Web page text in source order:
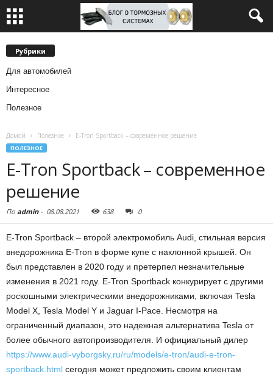
Рубрики
Для автомобилей
Интересное
Полезное
Домой Полезное E-Tron Sportback – современное решение
ПОЛЕЗНОЕ
E-Tron Sportback – современное
решение
По admin- 08.08.2021 638 0
E-Tron Sportback – второй электромобиль Audi, стильная версия
внедорожника E-Tron в форме купе с наклонной крышей. Он
был представлен в 2020 году и претерпел незначительные
изменения в 2021 году. E-Tron Sportback конкурирует с другими
роскошными электрическими внедорожниками, включая Tesla
Model X, Tesla Model Y и Jaguar I-Pace. Несмотря на
ограниченный диапазон, это надежная альтернатива Tesla от
более обычного автопроизводителя. И официальный дилер
https://www.audi-vyborgsky.ru/ru/models/e-tron/audi-e-tron-
sportback.html сегодня может предложить своим клиентам